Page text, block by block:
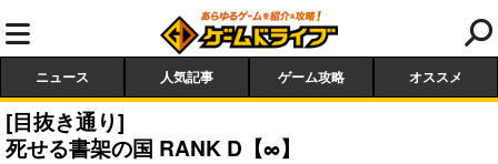
ニュース 人気記事 ゲーム攻略 オススメ
[目抜き通り]
死せる書架の国 RANK D【∞】